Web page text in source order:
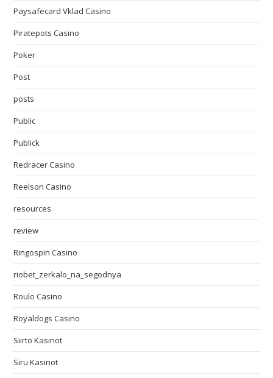
Paysafecard Vklad Casino
Piratepots Casino
Poker
Post
posts
Public
Publick
Redracer Casino
Reelson Casino
resources
review
Ringospin Casino
riobet_zerkalo_na_segodnya
Roulo Casino
Royaldogs Casino
Siirto Kasinot
Siru Kasinot